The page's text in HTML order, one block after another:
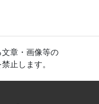
章・画像等の
止します。